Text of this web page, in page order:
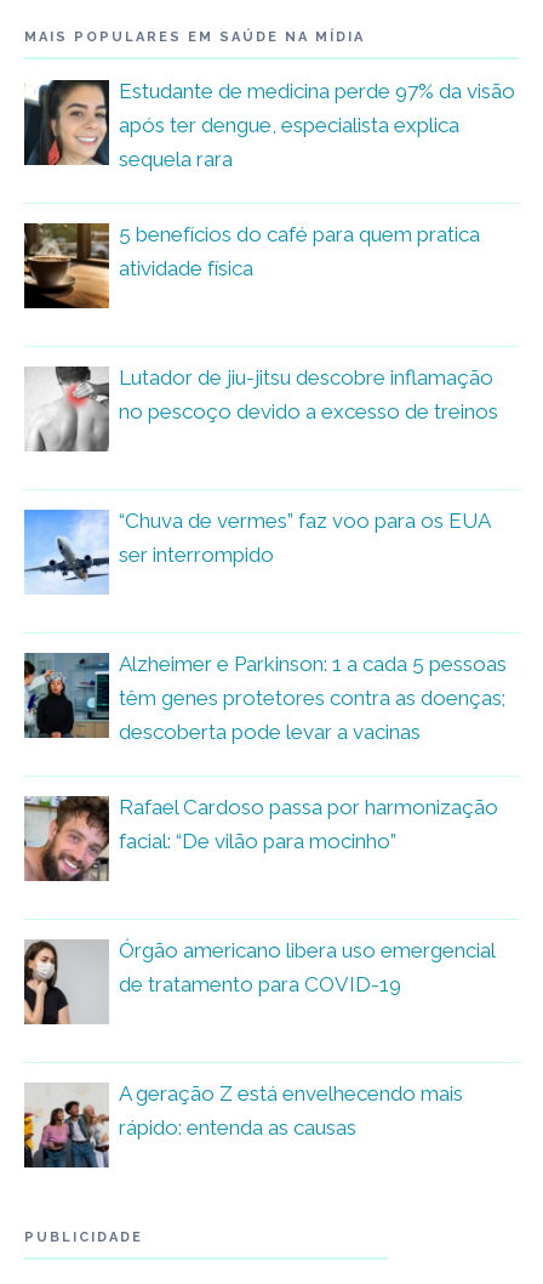
MAIS POPULARES EM SAÚDE NA MÍDIA
Estudante de medicina perde 97% da visão
após ter dengue, especialista explica
sequela rara
5 benefícios do café para quem pratica
atividade física
Lutador de jiu-jitsu descobre inflamação
no pescoço devido a excesso de treinos
“Chuva de vermes” faz voo para os EUA
ser interrompido
Alzheimer e Parkinson: 1 a cada 5 pessoas
têm genes protetores contra as doenças;
descoberta pode levar a vacinas
Rafael Cardoso passa por harmonização
facial: “De vilão para mocinho”
Órgão americano libera uso emergencial
de tratamento para COVID-19
A geração Z está envelhecendo mais
rápido: entenda as causas
PUBLICIDADE